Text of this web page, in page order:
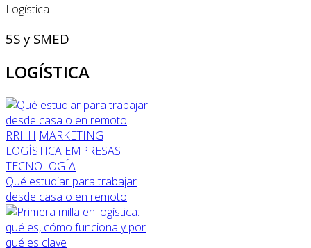
Logística
5S y SMED
LOGÍSTICA
RRHH MARKETING
LOGÍSTICA EMPRESAS
TECNOLOGÍA
Qué estudiar para trabajar
desde casa o en remoto